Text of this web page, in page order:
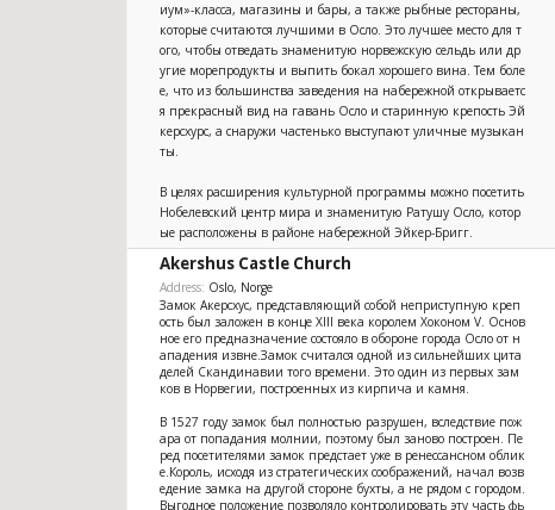
иум»-класса, магазины и бары, а также рыбные рестораны,
которые считаются лучшими в Осло. Это лучшее место для т
ого, чтобы отведать знаменитую норвежскую сельдь или др
угие морепродукты и выпить бокал хорошего вина. Тем боле
е, что из большинства заведения на набережной открываетс
я прекрасный вид на гавань Осло и старинную крепость Эй
керсхурс, а снаружи частенько выступают уличные музыкан
ты.
В целях расширения культурной программы можно посетить
Нобелевский центр мира и знаменитую Ратушу Осло, котор
ые расположены в районе набережной Эйкер-Бригг.
Akershus Castle Church
Address: Oslo, Norge
Замок Акерсхус, представляющий собой неприступную креп
ость был заложен в конце XIII века королем Хоконом V. Основ
ное его предназначение состояло в обороне города Осло от н
ападения извне.Замок считался одной из сильнейших цита
делей Скандинавии того времени. Это один из первых зам
ков в Норвегии, построенных из кирпича и камня.
В 1527 году замок был полностью разрушен, вследствие пож
ара от попадания молнии, поэтому был заново построен. Пе
ред посетителями замок предстает уже в ренессансном облик
е.Король, исходя из стратегических соображений, начал возв
едение замка на другой стороне бухты, а не рядом с городом.
Выгодное положение позволяло контролировать эту часть фь